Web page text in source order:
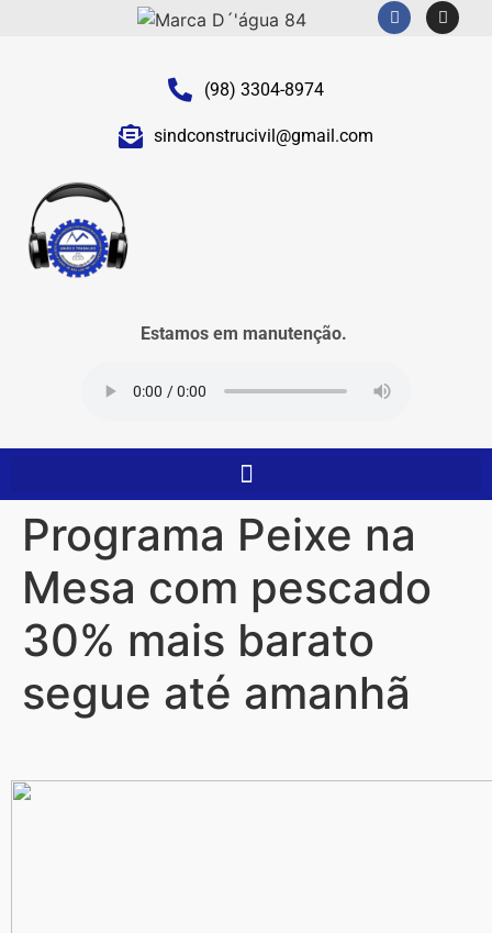
(98) 3304-8974
sindconstrucivil@gmail.com
Estamos em manutenção.
Programa Peixe na
Mesa com pescado
30% mais barato
segue até amanhã